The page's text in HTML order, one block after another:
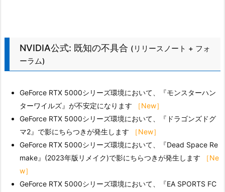
NVIDIA公式: 既知の不具合 (リリースノート + フォ
ーラム)
GeForce RTX 5000シリーズ環境において、『モンスターハン
ターワイルズ』が不安定になります
［New］
GeForce RTX 5000シリーズ環境において、『ドラゴンズドグ
マ2』で影にちらつきが発生します
［New］
GeForce RTX 5000シリーズ環境において、『Dead Space Re
make』(2023年版リメイク)で影にちらつきが発生します
［Ne
w］
GeForce RTX 5000シリーズ環境において、『EA SPORTS FC